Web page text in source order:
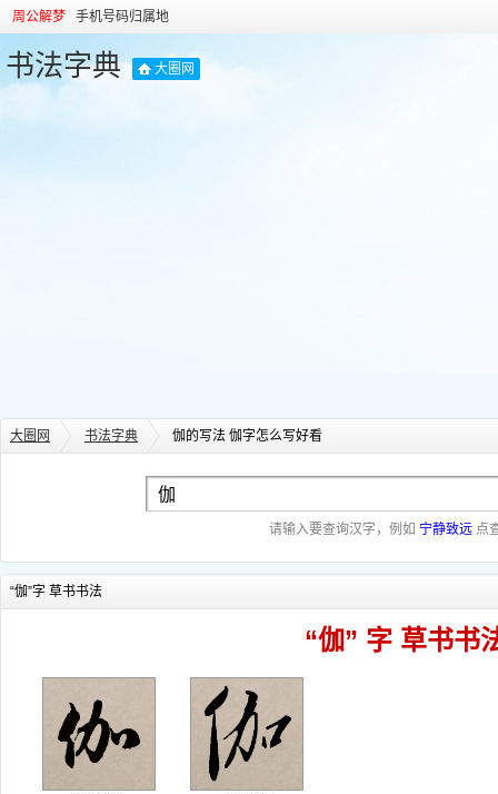
周公解梦 手机号码归属地
书法字典 大圈网
大圈网 书法字典 伽的写法 伽字怎么写好看
请输入要查询汉字，例如 宁静致远 点
“伽”字 草书书法
“伽” 字 草书书